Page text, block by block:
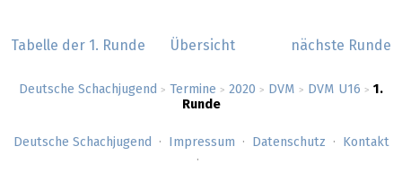
Deutsche Schachjugend > Termine > 2020 > DVM > DVM U16 > 1.
Runde
Tabelle der 1. Runde Übersicht nächste Runde
Deutsche Schachjugend Impressum Datenschutz Kontakt